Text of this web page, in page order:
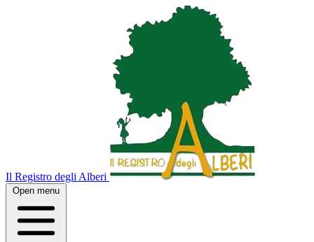
Il Registro degli Alberi
Open menu